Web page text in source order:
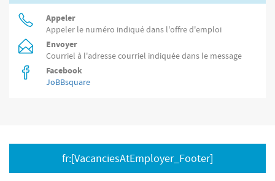
Appeler
Appeler le numéro indiqué dans l'offre d'emploi
Envoyer
Courriel à l'adresse courriel indiquée dans le message
Facebook
JoBBsquare
fr:[VacanciesAtEmployer_Footer]